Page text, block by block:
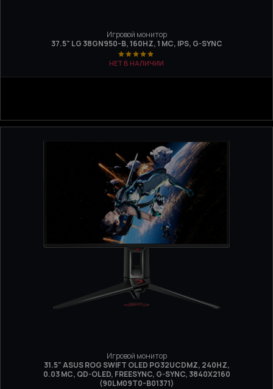
Игровой монитор
37.5" LG 38GN950-B, 160HZ, 1 МС, IPS, G-SYNC
НЕТ В НАЛИЧИИ
Игровой монитор
31.5" ASUS ROG SWIFT OLED PG32UCDMZ, 240HZ,
0.03 МС, QD-OLED, FREESYNC, G-SYNC, 3840X2160
(90LM09T0-B01371)